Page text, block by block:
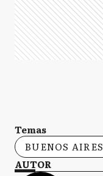
Temas
BUENOS AIRES
AUTOR